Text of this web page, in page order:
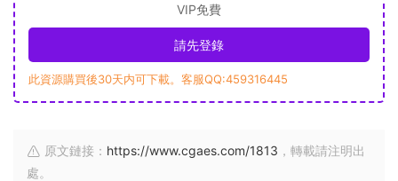
VIP免費
請先登錄
此資源購買後30天内可下載。客服QQ:459316445
原文鏈接： https://www.cgaes.com/1813 ，轉載請注明出
處。